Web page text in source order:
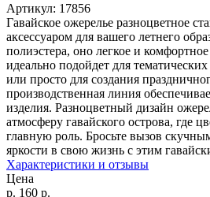
Артикул: 17856
Гавайское ожерелье разноцветное
аксессуаром для вашего летнего
полиэстера, оно легкое и
идеально подойдет для
или просто для создания
производственная линия
изделия. Разноцветный дизайн
атмосферу гавайского острова, где
главную роль. Бросьте вызов
яркости в свою жизнь с этим
Характеристики и отзывы
Цена
р. 160 р.